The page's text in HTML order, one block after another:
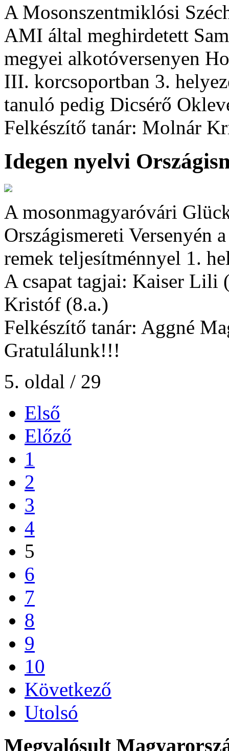
A Mosonszentmiklósi
AMI által meghirdetett
megyei alkotóversenyen
III. korcsoportban 3.
tanuló pedig Dicsérő
Felkészítő tanár: Molnár
Idegen nyelvi
A mosonmagyaróvári
Országismereti Versenyén
remek teljesítménnyel 1.
A csapat tagjai: Kaiser Lili
Kristóf (8.a.)
Felkészítő tanár: Aggné
Gratulálunk!!!
5. oldal / 29
Első
Előző
1
2
3
4
5
6
7
8
9
10
Következő
Utolsó
Megvalósult